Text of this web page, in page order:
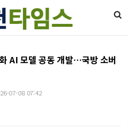
AI 모델 공동 개발…국방 소버
07-08 07:42